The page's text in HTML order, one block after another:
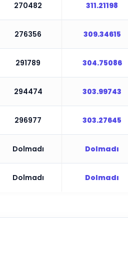
270482 311.21198
276356 309.34615
291789 304.75086
294474 303.99743
296977 303.27645
Dolmadı Dolmadı
Dolmadı Dolmadı